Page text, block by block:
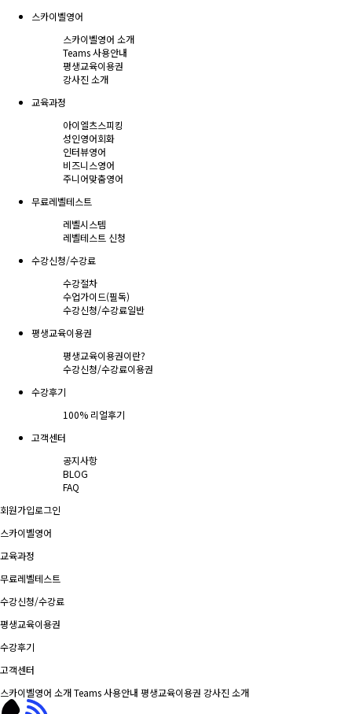
스카이벨영어
스카이벨영어 소개
Teams 사용안내
평생교육이용권
강사진 소개
교육과정
아이엘츠스피킹
성인영어회화
인터뷰영어
비즈니스영어
주니어맞춤영어
무료레벨테스트
레벨시스템
레벨테스트 신청
수강신청/수강료
수강절차
수업가이드(필독)
수강신청/수강료일반
평생교육이용권
평생교육이용권이란?
수강신청/수강료이용권
수강후기
100% 리얼후기
고객센터
공지사항
BLOG
FAQ
회원가입로그인
스카이벨영어
교육과정
무료레벨테스트
수강신청/수강료
평생교육이용권
수강후기
고객센터
스카이벨영어 소개Teams 사용안내 평생교육이용권 강사진 소개